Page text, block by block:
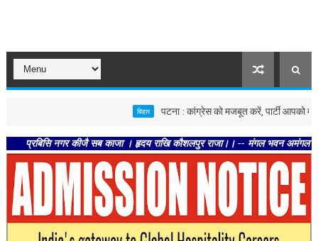
पटना : कांग्रेस को मजबूत करें, पार्टी आपको मजबूत
नगर कीजै सब काजा । हृदय राखि कौशलपुर राजा।। -- मंगल भवन अमंगल हारी।